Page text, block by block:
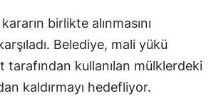
birlikte alınmasını
Belediye, mali yükü
tarafından kullanılan mülklerdeki
kaldırmayı hedefliyor.